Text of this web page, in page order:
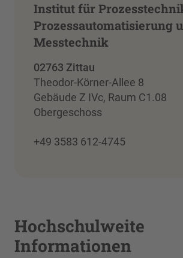
Institut für
Prozessautomatisierung
Messtechnik
02763 Zittau
Theodor-Körner-Allee 8
Gebäude Z IVc, Raum C1.08
Obergeschoss
+49 3583 612-4745
Hochschulweite
Informationen